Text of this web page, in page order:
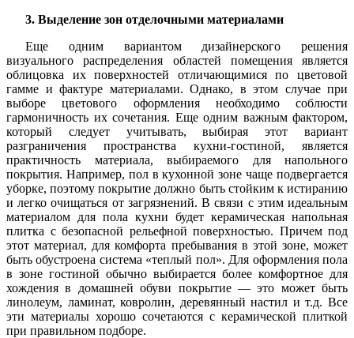
3. Выделение зон отделочными материалами
Еще одним вариантом дизайнерского решения
визуального распределения областей помещения является
облицовка их поверхностей отличающимися по цветовой
гамме и фактуре материалами. Однако, в этом случае при
выборе цветового оформления необходимо соблюсти
гармоничность их сочетания. Еще одним важным фактором,
который следует учитывать, выбирая этот вариант
разграничения пространства кухни-гостиной, является
практичность материала, выбираемого для напольного
покрытия. Например, пол в кухонной зоне чаще подвергается
уборке, поэтому покрытие должно быть стойким к истиранию
и легко очищаться от загрязнений. В связи с этим идеальным
материалом для пола кухни будет керамическая напольная
плитка с безопасной рельефной поверхностью. Причем под
этот материал, для комфорта пребывания в этой зоне, может
быть обустроена система «теплый пол». Для оформления пола
в зоне гостиной обычно выбирается более комфортное для
хождения в домашней обуви покрытие — это может быть
линолеум, ламинат, ковролин, деревянный настил и т.д. Все
эти материалы хорошо сочетаются с керамической плиткой
при правильном подборе.